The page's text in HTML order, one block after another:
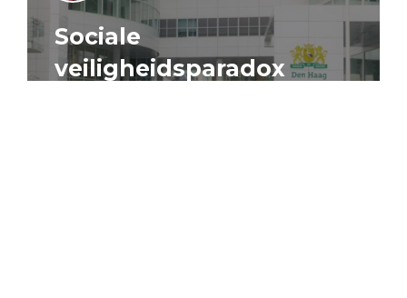
Sociale
veiligheidsparadox